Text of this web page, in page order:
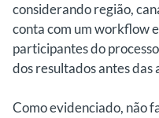
considerando região,
conta com um workflow
participantes do
dos resultados antes das
Como evidenciado, não